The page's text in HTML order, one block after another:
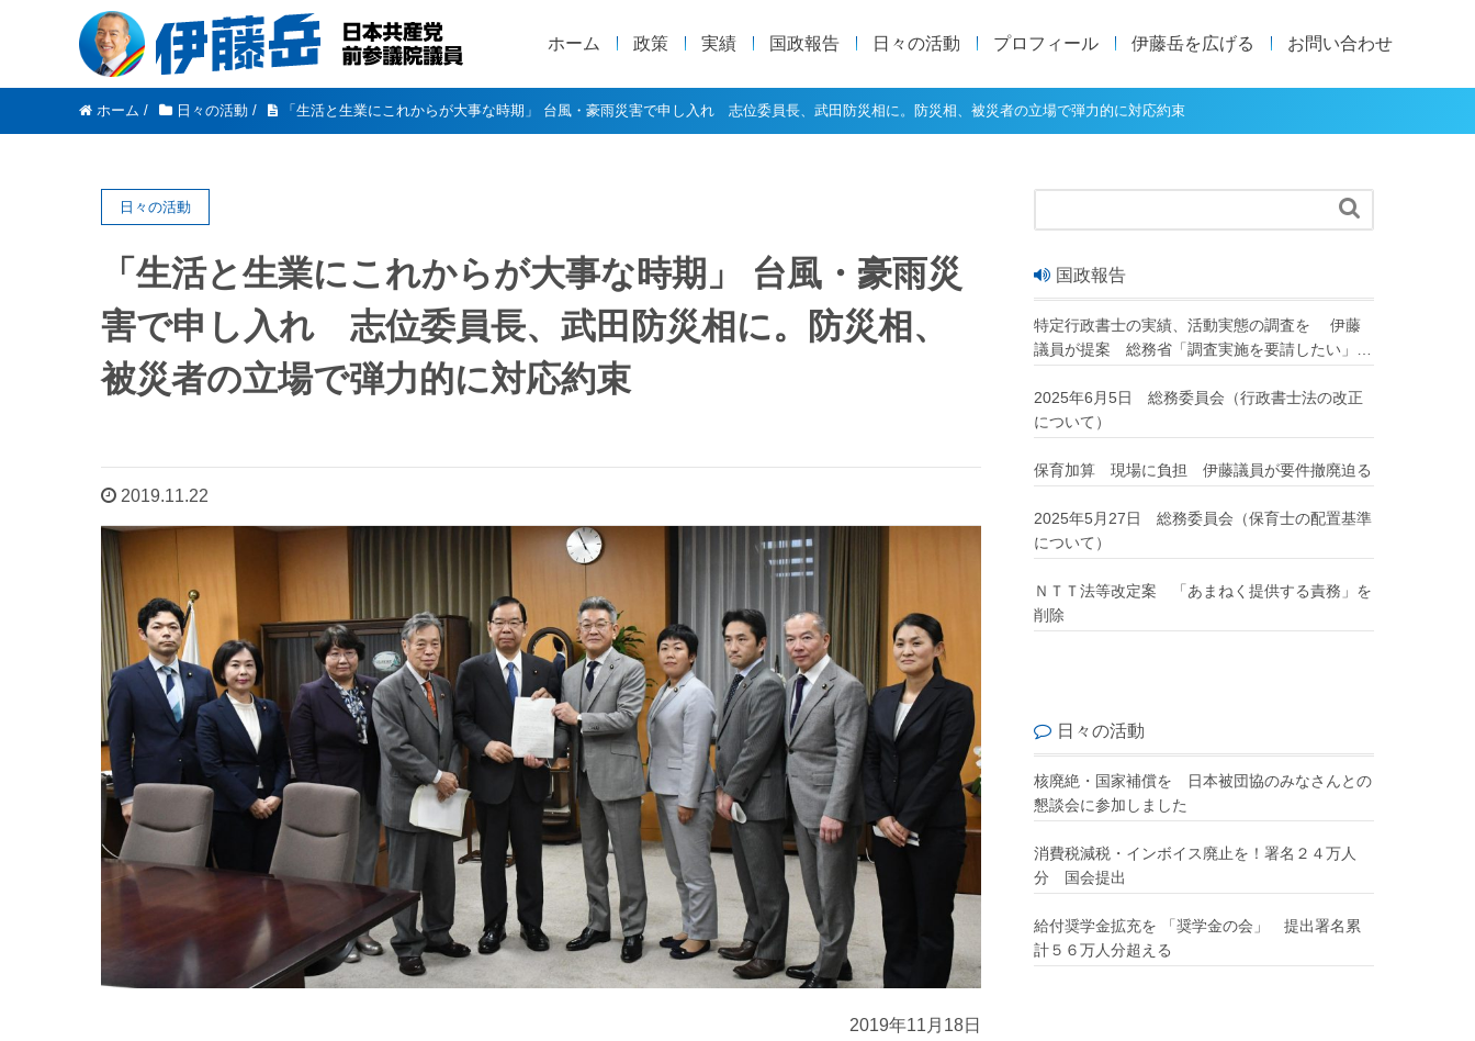
ホーム 政策 実績 国政報告 日々の活動 プロフィール 伊藤岳を広げる お問い合わせ
ホーム / 日々の活動 / 「生活と生業にこれからが大事な時期」 台風・豪雨災害で申し入れ 志位委員長、武田防災相に。防災相、被災者の立場で弾力的に対応約束
日々の活動
「生活と生業にこれからが大事な時期」 台風・豪雨災
害で申し入れ 志位委員長、武田防災相に。防災相、
被災者の立場で弾力的に対応約束
2019.11.22
2019年11月18日

国政報告
特定行政書士の実績、活動実態の調査を 伊藤
議員が提案 総務省「調査実施を要請したい」
2025年6月5日 総務委員会（行政書士法の改正
について）
保育加算 現場に負担 伊藤議員が要件撤廃迫る
2025年5月27日 総務委員会（保育士の配置基準
について）
ＮＴＴ法等改定案 「あまねく提供する責務」を
削除
日々の活動
核廃絶・国家補償を 日本被団協のみなさんとの
懇談会に参加しました
消費税減税・インボイス廃止を！署名２４万人
分 国会提出
給付奨学金拡充を 「奨学金の会」 提出署名累
計５６万人分超える